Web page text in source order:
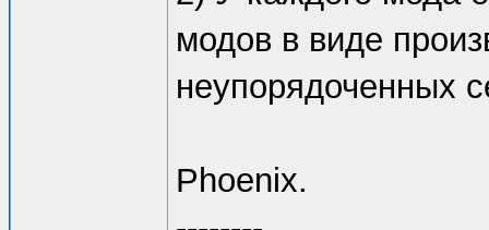
модов в виде
неупорядоченных
Phoenix.